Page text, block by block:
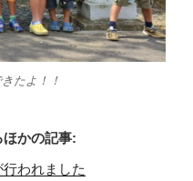
たよ！！
ほかの記事:
われました